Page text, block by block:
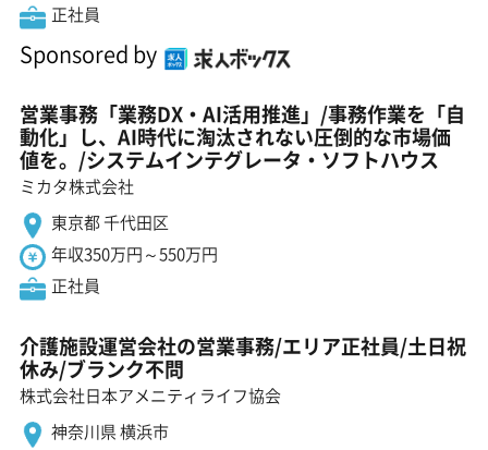
正社員
Sponsored by
営業事務「業務DX・AI活用推進」/事務作業を「自
動化」し、AI時代に淘汰されない圧倒的な市場価
値を。/システムインテグレータ・ソフトハウス
ミカタ株式会社
東京都 千代田区
年収350万円～550万円
正社員
介護施設運営会社の営業事務/エリア正社員/土日祝
休み/ブランク不問
株式会社日本アメニティライフ協会
神奈川県 横浜市